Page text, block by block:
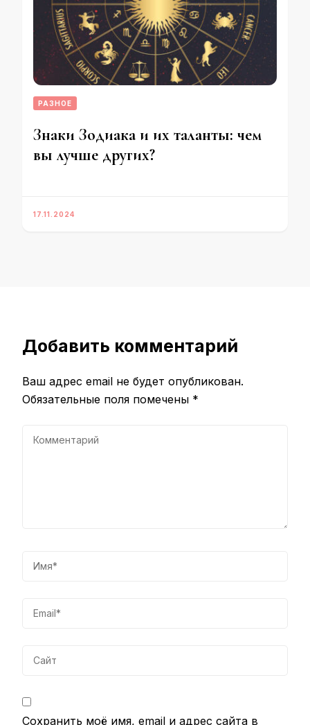
РАЗНОЕ
Знаки Зодиака и их таланты: чем
вы лучше других?
17.11.2024
Добавить комментарий
Ваш адрес email не будет опубликован.
Обязательные поля помечены *
Сохранить моё имя, email и адрес сайта в